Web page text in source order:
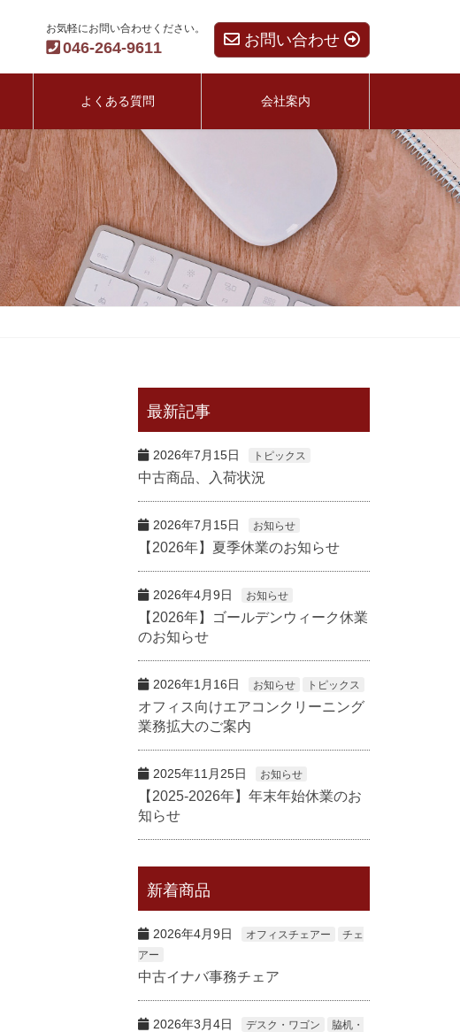
お気軽にお問い合わせください。
046-264-9611 お問い合わせ
よくある質問 会社案内
最新記事
2026年7月15日 トピックス
中古商品、入荷状況
2026年7月15日 お知らせ
【2026年】夏季休業のお知らせ
2026年4月9日 お知らせ
【2026年】ゴールデンウィーク休業
のお知らせ
2026年1月16日 お知らせ トピックス
オフィス向けエアコンクリーニング
業務拡大のご案内
2025年11月25日 お知らせ
【2025-2026年】年末年始休業のお
知らせ
新着商品
2026年4月9日 オフィスチェアー
チェ
アー
中古イナバ事務チェア
2026年3月4日 デスク・ワゴン
脇机・